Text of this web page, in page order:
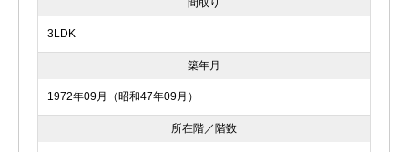
間取り
3LDK
築年月
1972年09月（昭和47年09月）
所在階／階数